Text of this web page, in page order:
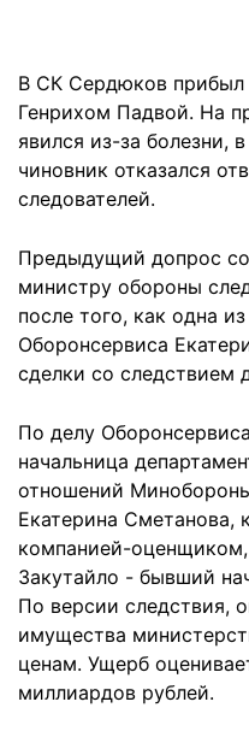
В СК Сердюков прибыл
Генрихом Падвой. На
явился из-за болезни,
чиновник отказался
следователей.
Предыдущий допрос
министру обороны
после того, как одна
Оборонсервиса
сделки со следствием
По делу
начальница
отношений
Екатерина Сметанова,
компанией-
Закутайло - бывший
По версии следствия,
имущества
ценам. Ущерб
миллиардов рублей.